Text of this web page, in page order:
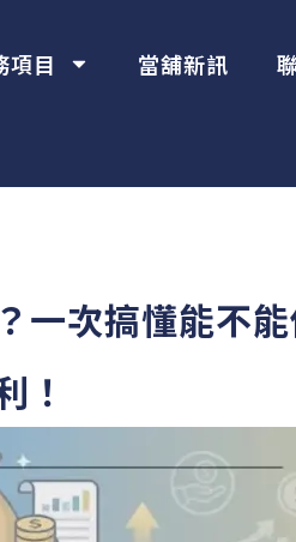
項目 當舖新訊
一次搞懂能不
！